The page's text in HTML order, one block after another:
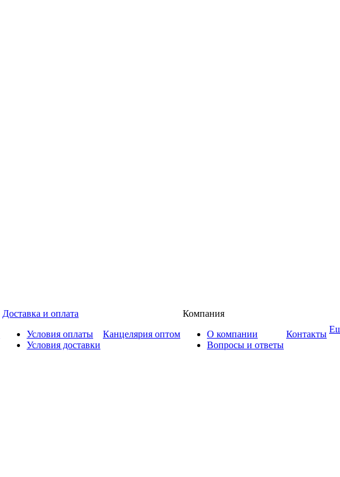
Доставка и оплата
Условия оплаты
Условия доставки
Канцелярия оптом
Компания
О компании
Вопросы и ответы
Контакты